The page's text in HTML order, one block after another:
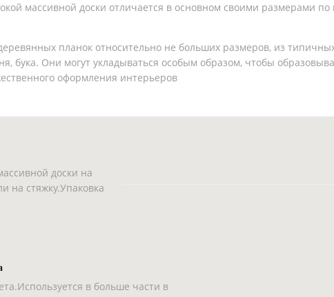
массивной доски отличается в основном своими размерами
планок относительно не больших размеров, из
бука. Они могут укладываться особым образом, чтобы
оформления интерьеров
доски на
на стяжку.Упаковка
в больше части в